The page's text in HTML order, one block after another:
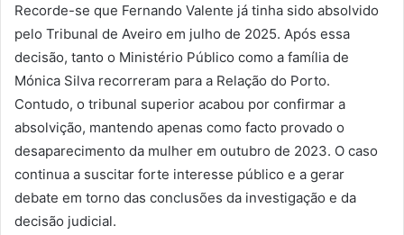
Recorde-se que Fernando Valente já tinha sido absolvido
pelo Tribunal de Aveiro em julho de 2025. Após essa
decisão, tanto o Ministério Público como a família de
Mónica Silva recorreram para a Relação do Porto.
Contudo, o tribunal superior acabou por confirmar a
absolvição, mantendo apenas como facto provado o
desaparecimento da mulher em outubro de 2023. O caso
continua a suscitar forte interesse público e a gerar
debate em torno das conclusões da investigação e da
decisão judicial.